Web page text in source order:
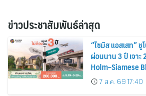
ข่าวประชาสัมพันธ์ล่าสุด
“ไซมิส แอสเสท”
ผ่อนนาน 3 ปี เจาะ
Holm–Siamese
ส่วนลดและสิทธิพิเ
2569
7 ส.ค. 69 17:40